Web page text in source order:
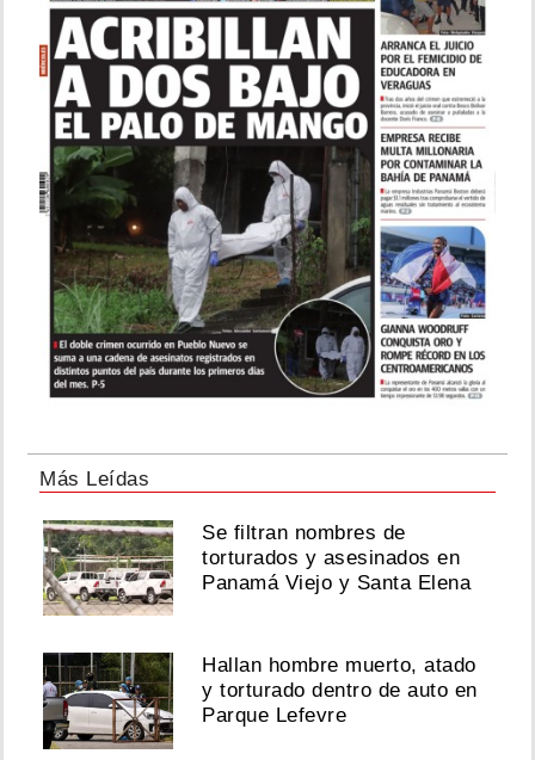
Más Leídas
Se filtran nombres de
torturados y asesinados en
Panamá Viejo y Santa Elena
Hallan hombre muerto, atado
y torturado dentro de auto en
Parque Lefevre